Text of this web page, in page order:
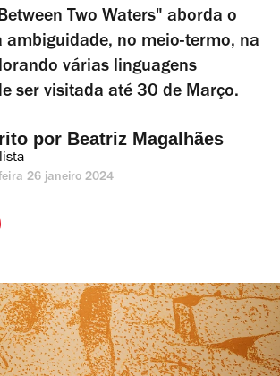
Two Waters" aborda o
ambiguidade, no meio-termo, na
várias linguagens
ser visitada até 30 de Março.
por Beatriz Magalhães
26 janeiro 2024